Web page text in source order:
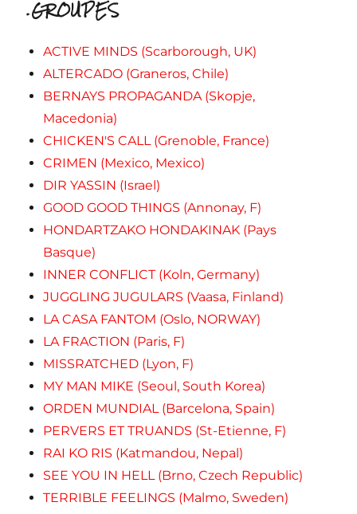
.GROUPES
ACTIVE MINDS (Scarborough, UK)
ALTERCADO (Graneros, Chile)
BERNAYS PROPAGANDA (Skopje,
Macedonia)
CHICKEN'S CALL (Grenoble, France)
CRIMEN (Mexico, Mexico)
DIR YASSIN (Israel)
GOOD GOOD THINGS (Annonay, F)
HONDARTZAKO HONDAKINAK (Pays
Basque)
INNER CONFLICT (Koln, Germany)
JUGGLING JUGULARS (Vaasa, Finland)
LA CASA FANTOM (Oslo, NORWAY)
LA FRACTION (Paris, F)
MISSRATCHED (Lyon, F)
MY MAN MIKE (Seoul, South Korea)
ORDEN MUNDIAL (Barcelona, Spain)
PERVERS ET TRUANDS (St-Etienne, F)
RAI KO RIS (Katmandou, Nepal)
SEE YOU IN HELL (Brno, Czech Republic)
TERRIBLE FEELINGS (Malmo, Sweden)